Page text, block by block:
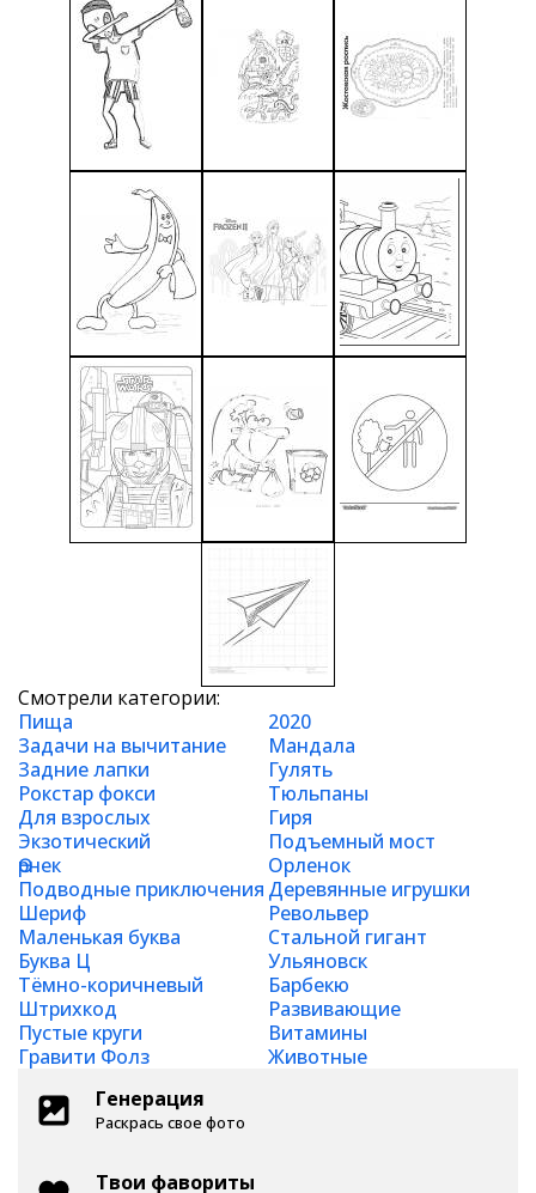
Смотрели категории:
Пища
2020
Задачи на вычитание
Мандала
Задние лапки
Гулять
Рокстар фокси
Тюльпаны
Для взрослых
Гиря
Экзотический
Подъемный мост
Өрнек
Орленок
Подводные приключения Деревянные игрушки
Шериф
Револьвер
Маленькая буква
Стальной гигант
Буква Ц
Ульяновск
Тёмно-коричневый
Барбекю
Штрихкод
Развивающие
Пустые круги
Витамины
Гравити Фолз
Животные
Генерация
Раскрась свое фото
Твои фавориты